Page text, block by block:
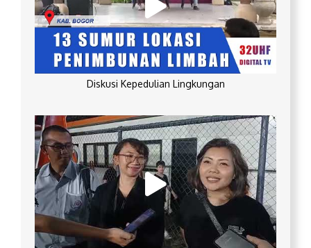
Diskusi Kepedulian Lingkungan